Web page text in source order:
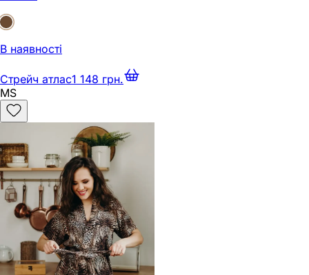
В наявності
Стрейч атлас1 148 грн.
MS